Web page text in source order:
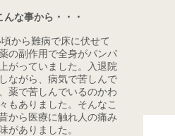
んな事から・・・
から難病で床に伏せて
の副作用で全身がパンパ
がっていました。入退院
ながら、病気で苦しんで
薬で苦しんでいるのかわ
もありました。そんなこ
から医療に触れ人の痛み
がありました。